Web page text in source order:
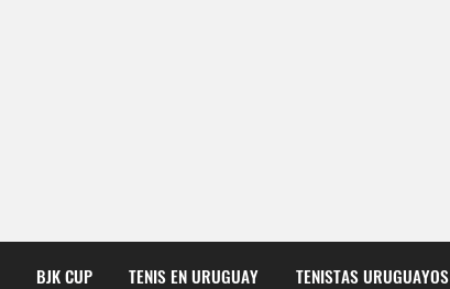
BJK CUP TENIS EN URUGUAY TENISTAS URUGUAYOS